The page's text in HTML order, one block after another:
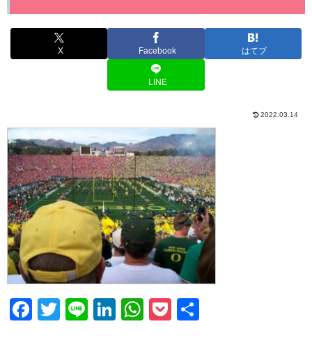
X Facebook はてブ
LINE
2022.03.14
F
T
Li
Li
W P